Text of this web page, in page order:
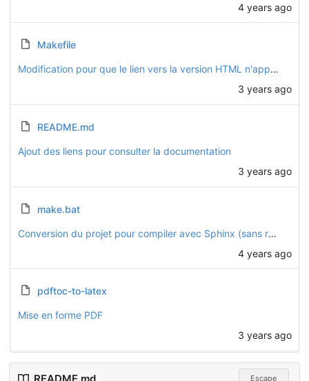
4 years ago
Makefile
Modification pour que le lien vers la version HTML n'apparaisse que dans la version PDF
3 years ago
README.md
Ajout des liens pour consulter la documentation
3 years ago
make.bat
Conversion du projet pour compiler avec Sphinx (sans readthedocs)
4 years ago
pdftoc-to-latex
Mise en forme PDF
3 years ago
Escape